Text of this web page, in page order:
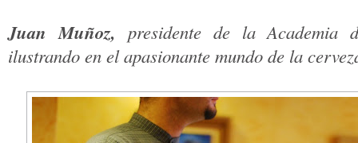
Juan Muñoz, presidente de la Academia
ilustrando en el apasionante mundo de la